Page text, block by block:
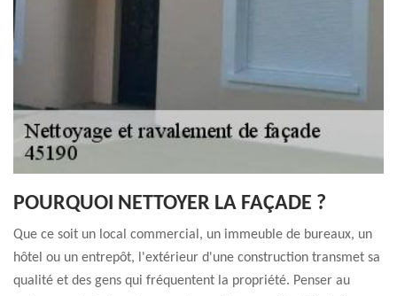
POURQUOI NETTOYER LA FAÇADE ?
Que ce soit un local commercial, un immeuble de bureaux, un
hôtel ou un entrepôt, l'extérieur d'une construction transmet sa
qualité et des gens qui fréquentent la propriété. Penser au